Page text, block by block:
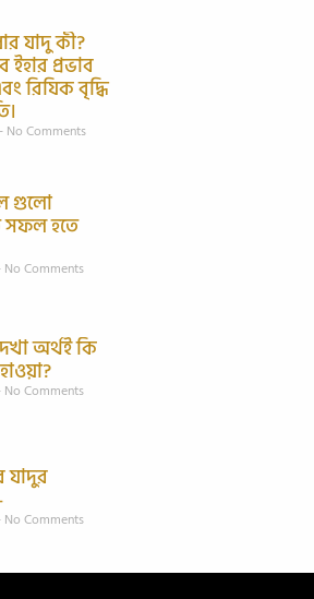
যাদু কী?
ইহার প্রভাব
রিযিক বৃদ্ধি
No Comments
গুলো
সফল হতে
No Comments
অর্থই কি
No Comments
যাদুর
No Comments